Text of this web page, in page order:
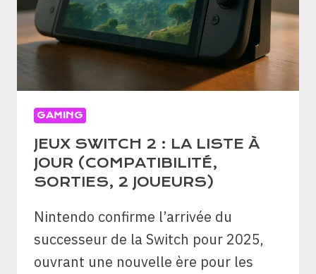
GAMING
JEUX SWITCH 2 : LA LISTE À
JOUR (COMPATIBILITÉ,
SORTIES, 2 JOUEURS)
Nintendo confirme l’arrivée du
successeur de la Switch pour 2025,
ouvrant une nouvelle ère pour les